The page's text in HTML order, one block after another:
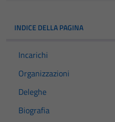
INDICE DELLA PAGINA
Incarichi
Organizzazioni
Deleghe
Biografia